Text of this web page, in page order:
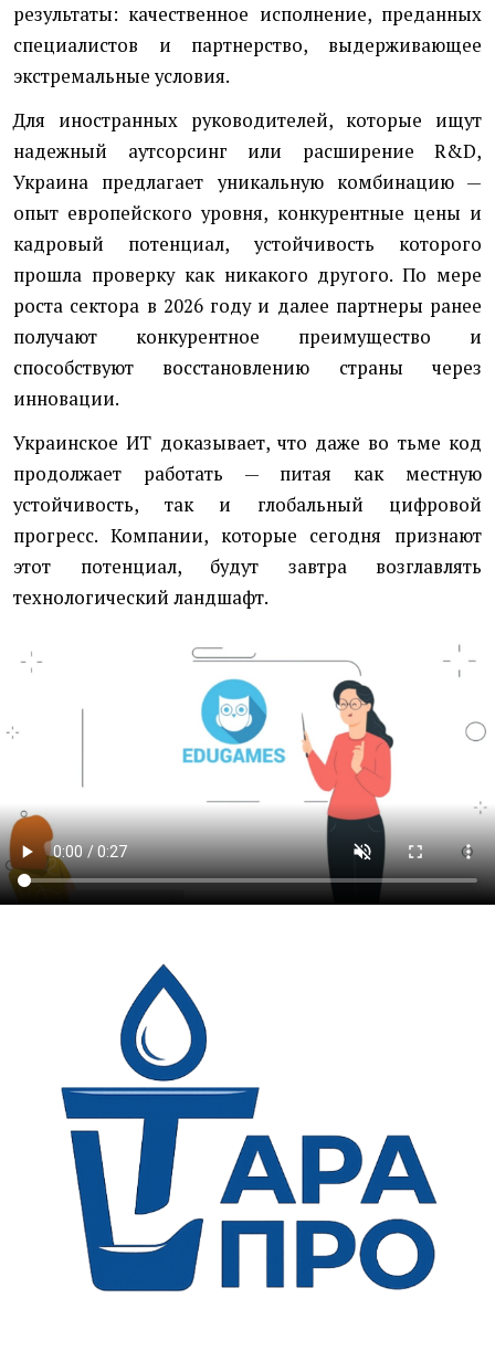
результаты: качественное исполнение, преданных
специалистов и партнерство, выдерживающее
экстремальные условия.
Для иностранных руководителей, которые ищут
надежный аутсорсинг или расширение R&D,
Украина предлагает уникальную комбинацию —
опыт европейского уровня, конкурентные цены и
кадровый потенциал, устойчивость которого
прошла проверку как никакого другого. По мере
роста сектора в 2026 году и далее партнеры ранее
получают конкурентное преимущество и
способствуют восстановлению страны через
инновации.
Украинское ИТ доказывает, что даже во тьме код
продолжает работать — питая как местную
устойчивость, так и глобальный цифровой
прогресс. Компании, которые сегодня признают
этот потенциал, будут завтра возглавлять
технологический ландшафт.